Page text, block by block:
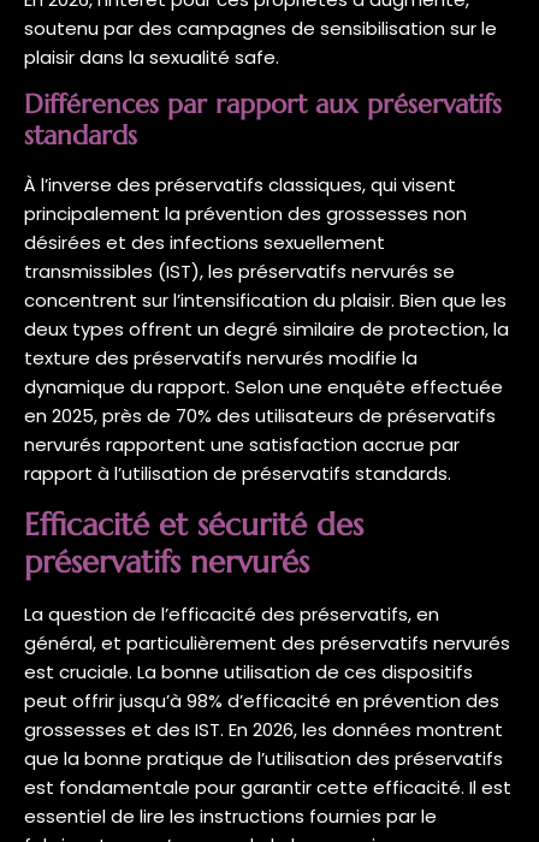
soutenu par des campagnes de sensibilisation sur le
plaisir dans la sexualité safe.
Différences par rapport aux préservatifs
standards
À l’inverse des préservatifs classiques, qui visent
principalement la prévention des grossesses non
désirées et des infections sexuellement
transmissibles (IST), les préservatifs nervurés se
concentrent sur l’intensification du plaisir. Bien que les
deux types offrent un degré similaire de protection, la
texture des préservatifs nervurés modifie la
dynamique du rapport. Selon une enquête effectuée
en 2025, près de 70% des utilisateurs de préservatifs
nervurés rapportent une satisfaction accrue par
rapport à l’utilisation de préservatifs standards.
Efficacité et sécurité des
préservatifs nervurés
La question de l’efficacité des préservatifs, en
général, et particulièrement des préservatifs nervurés
est cruciale. La bonne utilisation de ces dispositifs
peut offrir jusqu’à 98% d’efficacité en prévention des
grossesses et des IST. En 2026, les données montrent
que la bonne pratique de l’utilisation des préservatifs
est fondamentale pour garantir cette efficacité. Il est
essentiel de lire les instructions fournies par le